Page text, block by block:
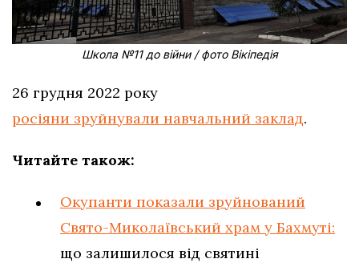
Школа №11 до війни / фото Вікіпедія
26 грудня 2022 року
росіяни зруйнували навчальний заклад.
Читайте також:
Окупанти показали зруйнований
Свято-Миколаївський храм у Бахмуті:
що залишилося від святині